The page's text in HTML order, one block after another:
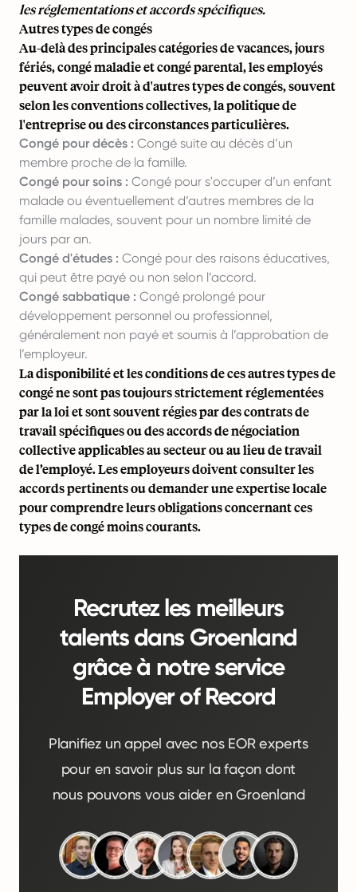
les réglementations et accords spécifiques.
Autres types de congés
Au-delà des principales catégories de vacances, jours
fériés, congé maladie et congé parental, les employés
peuvent avoir droit à d'autres types de congés, souvent
selon les conventions collectives, la politique de
l'entreprise ou des circonstances particulières.
Congé pour décès : Congé suite au décès d’un
membre proche de la famille.
Congé pour soins : Congé pour s'occuper d’un enfant
malade ou éventuellement d’autres membres de la
famille malades, souvent pour un nombre limité de
jours par an.
Congé d'études : Congé pour des raisons éducatives,
qui peut être payé ou non selon l’accord.
Congé sabbatique : Congé prolongé pour
développement personnel ou professionnel,
généralement non payé et soumis à l’approbation de
l’employeur.
La disponibilité et les conditions de ces autres types de
congé ne sont pas toujours strictement réglementées
par la loi et sont souvent régies par des contrats de
travail spécifiques ou des accords de négociation
collective applicables au secteur ou au lieu de travail
de l’employé. Les employeurs doivent consulter les
accords pertinents ou demander une expertise locale
pour comprendre leurs obligations concernant ces
types de congé moins courants.
Recrutez les meilleurs
talents dans Groenland
grâce à notre service
Employer of Record
Planifiez un appel avec nos EOR experts
pour en savoir plus sur la façon dont
nous pouvons vous aider en Groenland